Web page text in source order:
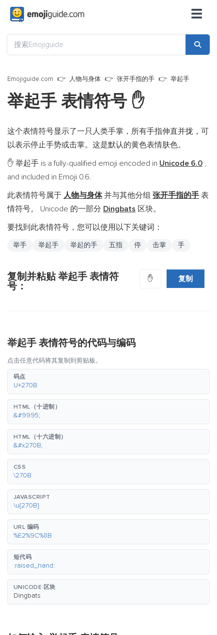
☰
Emojiguide.com 人物与身体 张开手指的手 举起手
举起手 表情符号 ✋
这个表情符号显示了一只人类手掌，所有手指伸直并拢，可
以表示停止手势或击掌。这是默认的黄色表情肤色。
✋ 举起手 is a fully-qualified emoji encoded in Unicode 6.0 ,
and included in Emoji 0.6.
此表情符号属于 人物与身体并与其他分组 张开手指的手 表
情符号。 Unicode 的一部分 Dingbats 区块。
要找到此表情符号，您可以使用以下关键词：
举手 举起手 举起的手 五指 停 击掌 手
复制并粘贴 举起手 表情符
号：
✋ 复制
举起手 表情符号的代码与编码
点击任意代码将其复制到剪贴板。
码点
U+270B
HTML（十进制）
&#9995;
HTML（十六进制）
&#x270B;
CSS
\270B
JAVASCRIPT
\u{270B}
URL 编码
%E2%9C%8B
短代码
:raised_hand:
UNICODE 区块
Dingbats